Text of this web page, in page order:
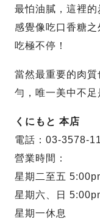
最怕油膩，這裡的
感覺像吃口香糖
吃極不停！
當然最重要的肉
勻，唯一美中不足
くにもと 本店
電話：03-3578-
營業時間：
星期二至五
星期六、日
星期一休息